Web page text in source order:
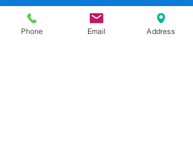
Contact us:
Phone Email Address